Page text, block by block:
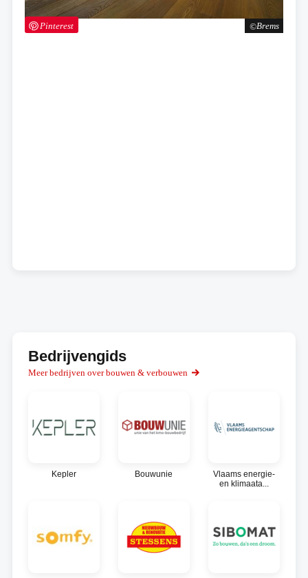
Brems
Pinterest
Bedrijvengids
Meer bedrijven over bouwen & verbouwen
Kepler Bouwunie
Vlaams energie-
en klimaata...